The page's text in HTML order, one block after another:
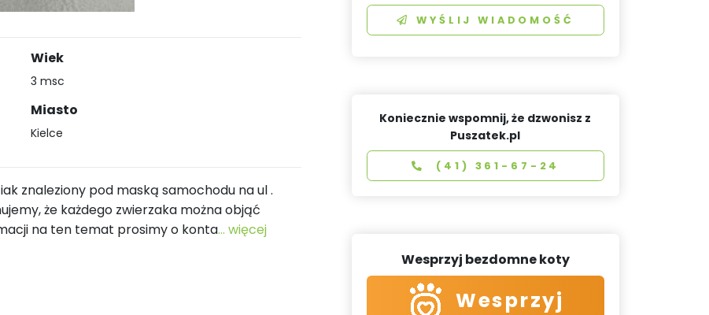
Wiek
3 msc
Miasto
Kielce
znaleziony pod maską samochodu na ul .
że każdego zwierzaka można objąć
na ten temat prosimy o konta... więcej
WYŚLIJ WIADOMOŚĆ
Koniecznie wspomnij, że dzwonisz z
Puszatek.pl
(41) 361-67-24
Wesprzyj bezdomne koty
Wesprzyj